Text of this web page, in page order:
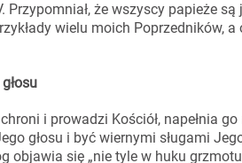
Przypomniał, że wszyscy papieże
wielu moich Poprzedników,
i prowadzi Kościół, napełnia
głosu i być wiernymi sługami
objawia się „nie tyle w huku